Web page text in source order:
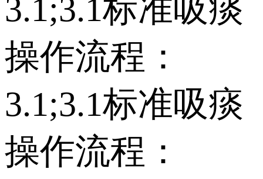
3.1;3.1标准吸痰
操作流程：
3.1;3.1标准吸痰
操作流程：